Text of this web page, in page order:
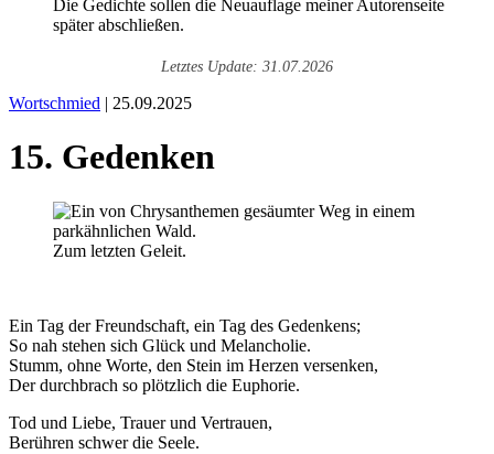
Die Gedichte sollen die Neuauflage meiner Autorenseite
später abschließen.
Letztes Update: 31.07.2026
Wortschmied | 25.09.2025
15. Gedenken
Zum letzten Geleit.
Ein Tag der Freundschaft, ein Tag des Gedenkens;
So nah stehen sich Glück und Melancholie.
Stumm, ohne Worte, den Stein im Herzen versenken,
Der durchbrach so plötzlich die Euphorie.
Tod und Liebe, Trauer und Vertrauen,
Berühren schwer die Seele.